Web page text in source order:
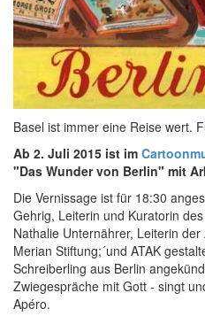
Basel ist immer eine Reise wert.
Ab 2. Juli 2015 ist im
"Das Wunder von Berlin" mit
Die Vernissage ist für 18:30
Gehrig, Leiterin und Kuratorin
Nathalie Unternährer, Leiterin
Merian Stiftung;´und ATAK
Schreiberling aus Berlin
Zwiegespräche mit Gott - singt
Apéro.